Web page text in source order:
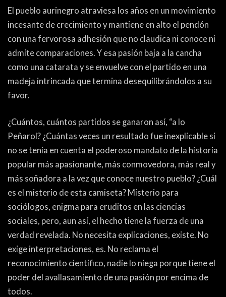
El pueblo aurinegro atraviesa los años en un movimiento
incesante de crecimiento y mantiene en alto el pendón
con una fervorosa adhesión que no claudica ni conoce ni
admite comparaciones. Y esa pasión baja a la cancha
como una catarata y se envuelve con el partido en una
madeja intrincada que termina desequilibrándolos a su
favor.
¿Cuántos, cuántos partidos se ganaron así, “a lo
Peñarol? ¿Cuántas veces un resultado fue inexplicable si
no se tenía en cuenta el poderoso mandato de la historia
popular más apasionante, más conmovedora, más real y
más soñadora a la vez que conoce nuestro pueblo? ¿Cuál
es el misterio de esta camiseta? Misterio para
sociólogos, enigma para eruditos en las ciencias
sociales, pero, aun así, el hecho tiene la fuerza de una
verdad revelada. No necesita explicaciones, existe. No
exige interpretaciones, es. No reclama el
reconocimiento científico, nadie lo niega porque tiene el
poder del avallasamiento de una pasión por encima de
todos.